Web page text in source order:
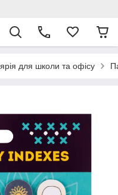
для школи та офісу